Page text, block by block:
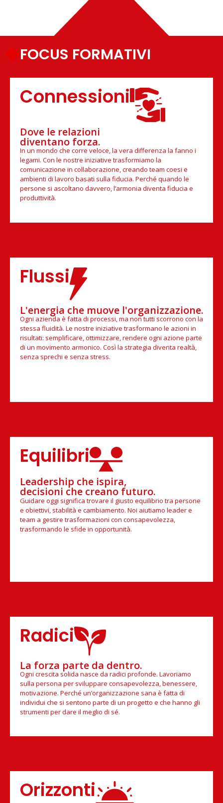
FOCUS FORMATIVI
Connessioni
Dove le relazioni
diventano forza.
In un mondo che corre veloce, la vera differenza la fanno i
legami. Con le nostre iniziative trasformiamo la
comunicazione in collaborazione, creando team coesi e
ambienti di lavoro basati sulla fiducia. Perché quando le
persone si ascoltano davvero, l’armonia diventa fiducia e
produttività.
Flussi
L'energia che muove l'organizzazione.
Ogni azienda è fatta di processi, ma non tutti scorrono con la
stessa fluidità. Le nostre iniziative trasformano le azioni in
risultati: semplificare, ottimizzare, rendere ogni azione parte
di un movimento armonico. Così la strategia diventa realtà,
senza sprechi e senza stress.
Equilibri
Leadership che ispira,
decisioni che creano futuro.
Guidare oggi significa trovare il giusto equilibrio tra persone
e obiettivi, stabilità e cambiamento. Noi aiutiamo leader e
team a gestire trasformazioni con consapevolezza,
trasformando le sfide in opportunità.
Radici
La forza parte da dentro.
Ogni crescita solida nasce da radici profonde. Lavoriamo
sulla persona per sviluppare consapevolezza, benessere,
motivazione. Perché un’organizzazione sana è fatta di
individui che si sentono parte di un progetto e che hanno gli
strumenti per dare il meglio di sé.
Orizzonti